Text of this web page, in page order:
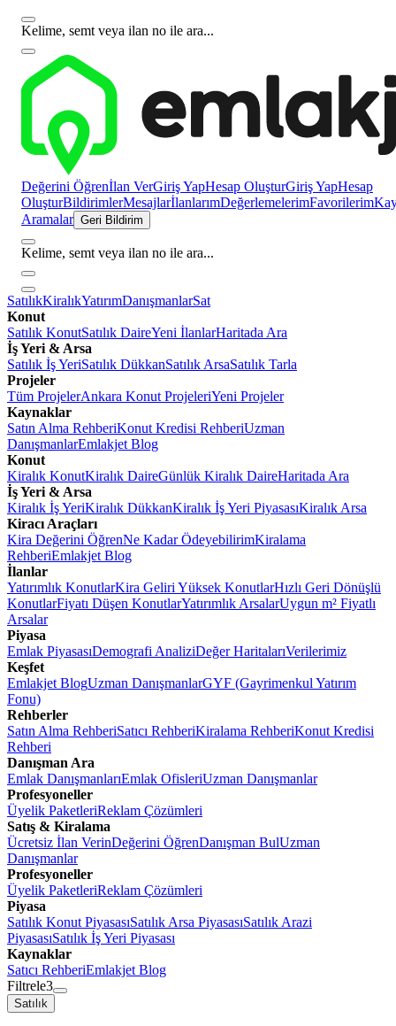
Kelime, semt veya ilan no ile ara...
Değerini Öğrenİlan VerGiriş YapHesap OluşturGiriş YapHesap
OluşturBildirimlerMesajlarİlanlarımDeğerlemelerimFavorilerim
Aramalar Geri Bildirim
Kelime, semt veya ilan no ile ara...
SatılıkKiralıkYatırımDanışmanlarSat
Konut
Satılık KonutSatılık DaireYeni İlanlarHaritada Ara
İş Yeri & Arsa
Satılık İş YeriSatılık DükkanSatılık ArsaSatılık Tarla
Projeler
Tüm ProjelerAnkara Konut ProjeleriYeni Projeler
Kaynaklar
Satın Alma RehberiKonut Kredisi RehberiUzman
DanışmanlarEmlakjet Blog
Konut
Kiralık KonutKiralık DaireGünlük Kiralık DaireHaritada Ara
İş Yeri & Arsa
Kiralık İş YeriKiralık DükkanKiralık İş Yeri PiyasasıKiralık Arsa
Kiracı Araçları
Kira Değerini ÖğrenNe Kadar ÖdeyebilirimKiralama
RehberiEmlakjet Blog
İlanlar
Yatırımlık KonutlarKira Geliri Yüksek KonutlarHızlı Geri Dönüşlü
KonutlarFiyatı Düşen KonutlarYatırımlık ArsalarUygun m² Fiyatlı
Arsalar
Piyasa
Emlak PiyasasıDemografi AnaliziDeğer HaritalarıVerilerimiz
Keşfet
Emlakjet BlogUzman DanışmanlarGYF (Gayrimenkul Yatırım
Fonu)
Rehberler
Satın Alma RehberiSatıcı RehberiKiralama RehberiKonut Kredisi
Rehberi
Danışman Ara
Emlak DanışmanlarıEmlak OfisleriUzman Danışmanlar
Profesyoneller
Üyelik PaketleriReklam Çözümleri
Satış & Kiralama
Ücretsiz İlan VerinDeğerini ÖğrenDanışman BulUzman
Danışmanlar
Profesyoneller
Üyelik PaketleriReklam Çözümleri
Piyasa
Satılık Konut PiyasasıSatılık Arsa PiyasasıSatılık Arazi
PiyasasıSatılık İş Yeri Piyasası
Kaynaklar
Satıcı RehberiEmlakjet Blog
Filtrele3
Satılık